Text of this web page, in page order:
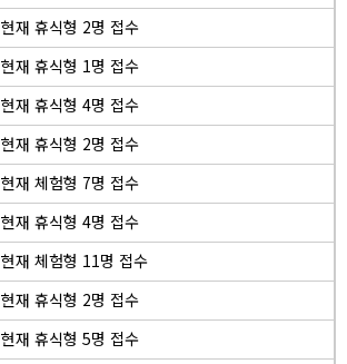
현재 휴식형 2명 접수
현재 휴식형 1명 접수
현재 휴식형 4명 접수
현재 휴식형 2명 접수
현재 체험형 7명 접수
현재 휴식형 4명 접수
현재 체험형 11명 접수
현재 휴식형 2명 접수
현재 휴식형 5명 접수